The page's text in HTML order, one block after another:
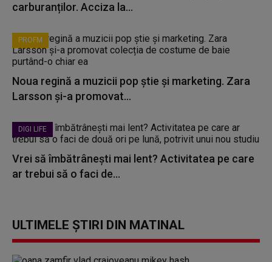
carburanților. Acciza la...
PROFM
Noua regină a muzicii pop știe și marketing. Zara
Larsson și-a promovat...
DIGI LIFE
Vrei să îmbătrânești mai lent? Activitatea pe care
ar trebui să o faci de...
ULTIMELE ȘTIRI DIN MATINAL